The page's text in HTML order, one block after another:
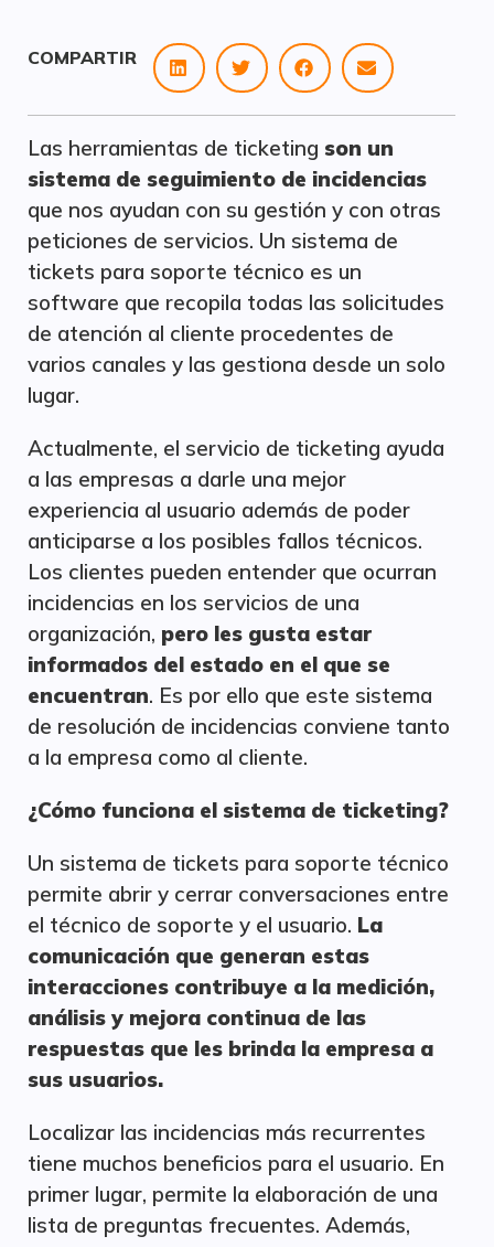
COMPARTIR
Las herramientas de ticketing son un
sistema de seguimiento de incidencias
que nos ayudan con su gestión y con otras
peticiones de servicios. Un sistema de
tickets para soporte técnico es un
software que recopila todas las solicitudes
de atención al cliente procedentes de
varios canales y las gestiona desde un solo
lugar.
Actualmente, el servicio de ticketing ayuda
a las empresas a darle una mejor
experiencia al usuario además de poder
anticiparse a los posibles fallos técnicos.
Los clientes pueden entender que ocurran
incidencias en los servicios de una
organización, pero les gusta estar
informados del estado en el que se
encuentran. Es por ello que este sistema
de resolución de incidencias conviene tanto
a la empresa como al cliente.
¿Cómo funciona el sistema de ticketing?
Un sistema de tickets para soporte técnico
permite abrir y cerrar conversaciones entre
el técnico de soporte y el usuario. La
comunicación que generan estas
interacciones contribuye a la medición,
análisis y mejora continua de las
respuestas que les brinda la empresa a
sus usuarios.
Localizar las incidencias más recurrentes
tiene muchos beneficios para el usuario. En
primer lugar, permite la elaboración de una
lista de preguntas frecuentes. Además,